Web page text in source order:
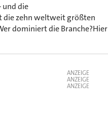
und die
die zehn weltweit größten
dominiert die Branche?Hier
ANZEIGE
ANZEIGE
ANZEIGE